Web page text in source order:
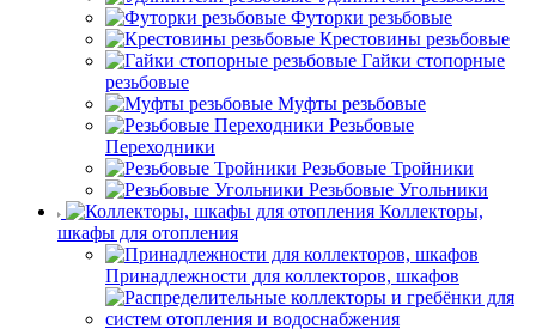
Футорки резьбовые
Крестовины резьбовые
Гайки стопорные
резьбовые
Муфты резьбовые
Резьбовые
Переходники
Резьбовые Тройники
Резьбовые Угольники
Коллекторы,
шкафы для отопления
Принадлежности для коллекторов, шкафов